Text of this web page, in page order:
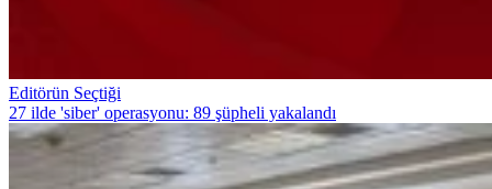
Editörün Seçtiği
27 ilde 'siber' operasyonu: 89 şüpheli yakalandı